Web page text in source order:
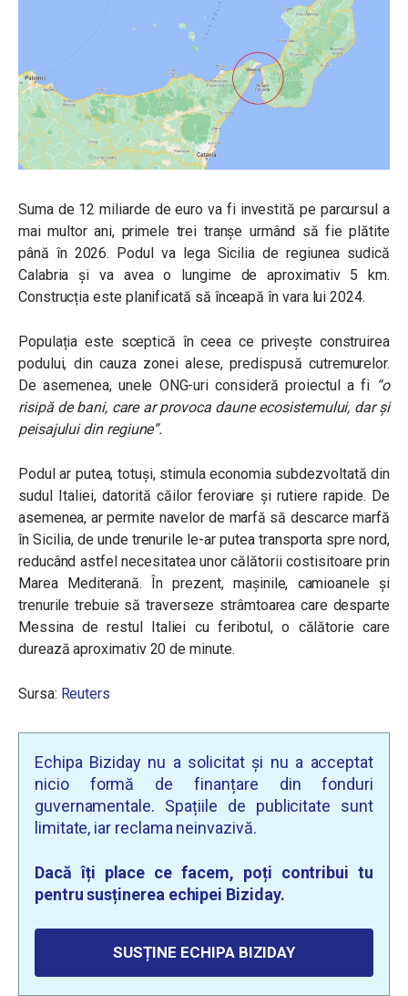
Suma de 12 miliarde de euro va fi investită pe parcursul a
mai multor ani, primele trei tranșe urmând să fie plătite
până în 2026. Podul va lega Sicilia de regiunea sudică
Calabria și va avea o lungime de aproximativ 5 km.
Construcția este planificată să înceapă în vara lui 2024.
Populația este sceptică în ceea ce privește construirea
podului, din cauza zonei alese, predispusă cutremurelor.
De asemenea, unele ONG-uri consideră proiectul a fi“o
risipă de bani, care ar provoca daune ecosistemului, dar și
peisajului din regiune”.
Podul ar putea, totuși, stimula economia subdezvoltată din
sudul Italiei, datorită căilor feroviare și rutiere rapide. De
asemenea, ar permite navelor de marfă să descarce marfă
în Sicilia, de unde trenurile le-ar putea transporta spre nord,
reducând astfel necesitatea unor călătorii costisitoare prin
Marea Mediterană. În prezent, mașinile, camioanele și
trenurile trebuie să traverseze strâmtoarea care desparte
Messina de restul Italiei cu feribotul, o călătorie care
durează aproximativ 20 de minute.
Sursa: Reuters
Echipa Biziday nu a solicitat și nu a acceptat
nicio formă de finanțare din fonduri
guvernamentale. Spațiile de publicitate sunt
limitate, iar reclama neinvazivă.
Dacă îți place ce facem, poți contribui tu
pentru susținerea echipei Biziday.
SUSȚINE ECHIPA BIZIDAY